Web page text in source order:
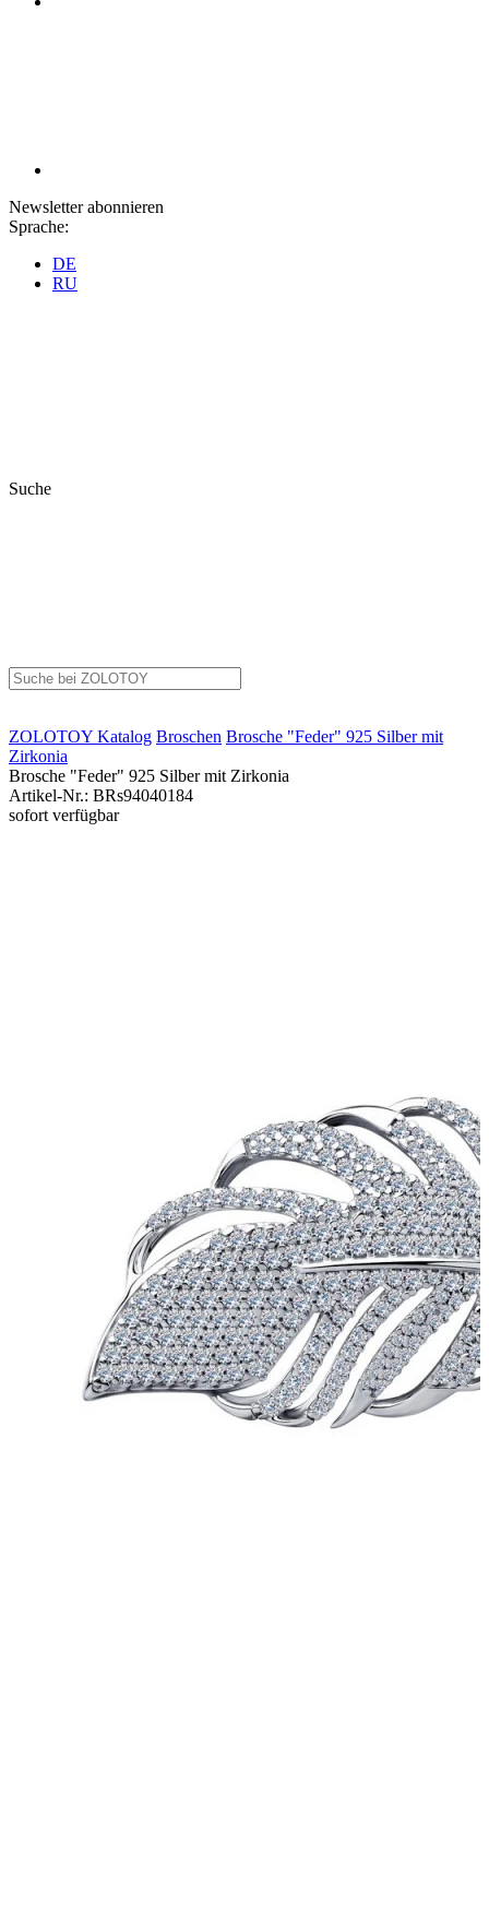
Newsletter abonnieren
Sprache:
DE
RU
Suche
ZOLOTOY Katalog Broschen Brosche "Feder" 925 Silber mit
Zirkonia
Brosche "Feder" 925 Silber mit Zirkonia
Artikel-Nr.: BRs94040184
sofort verfügbar